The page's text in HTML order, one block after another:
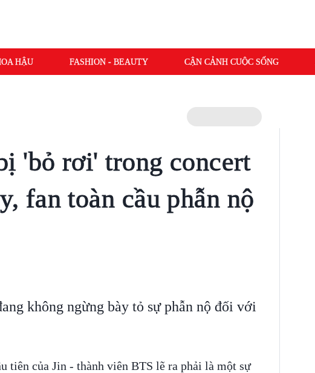
HẬU FASHION - BEAUTY CẬN CẢNH CUỘC SỐNG
'bỏ rơi' trong concert
fan toàn cầu phẫn nộ
không ngừng bày tỏ sự phẫn nộ đối với
tiên của Jin - thành viên BTS lẽ ra phải là một sự